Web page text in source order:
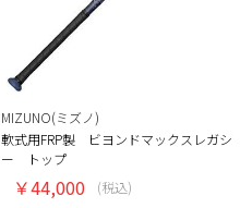
MIZUNO(ミズノ)
軟式用FRP製 ビヨンドマックスレガシ
ー トップ
￥44,000 (税込)